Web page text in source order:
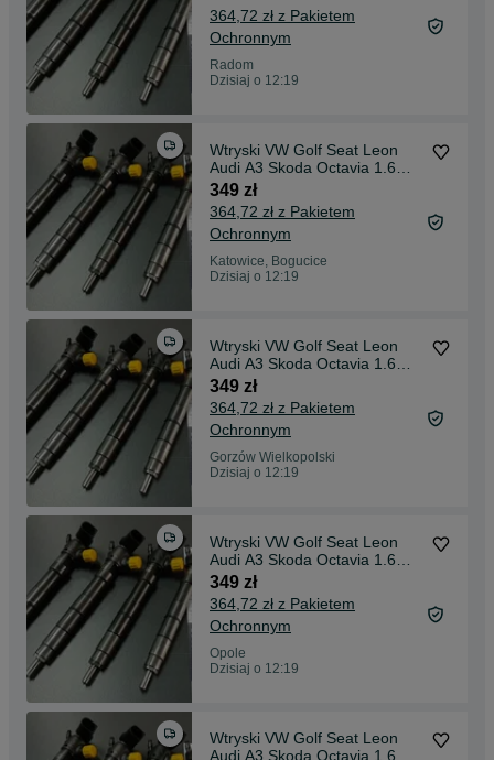
364,72 zł z Pakietem
Ochronnym
Radom
Dzisiaj o 12:19
Wtryski VW Golf Seat Leon
Audi A3 Skoda Octavia 1.6
TDI Delphi
349 zł
364,72 zł z Pakietem
Ochronnym
Katowice, Bogucice
Dzisiaj o 12:19
Wtryski VW Golf Seat Leon
Audi A3 Skoda Octavia 1.6
TDI Delphi
349 zł
364,72 zł z Pakietem
Ochronnym
Gorzów Wielkopolski
Dzisiaj o 12:19
Wtryski VW Golf Seat Leon
Audi A3 Skoda Octavia 1.6
TDI Delphi
349 zł
364,72 zł z Pakietem
Ochronnym
Opole
Dzisiaj o 12:19
Wtryski VW Golf Seat Leon
Audi A3 Skoda Octavia 1.6